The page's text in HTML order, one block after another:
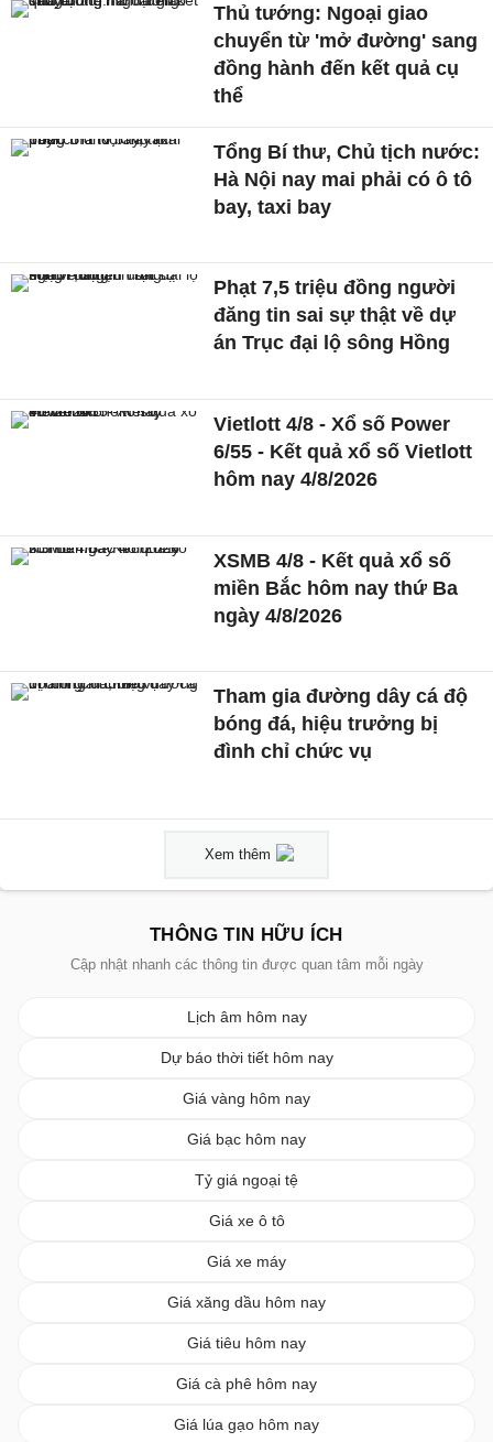
Thủ tướng: Ngoại giao
chuyển từ 'mở đường' sang
đồng hành đến kết quả cụ
thể
Tổng Bí thư, Chủ tịch nước:
Hà Nội nay mai phải có ô tô
bay, taxi bay
Phạt 7,5 triệu đồng người
đăng tin sai sự thật về dự
án Trục đại lộ sông Hồng
Vietlott 4/8 - Xổ số Power
6/55 - Kết quả xổ số Vietlott
hôm nay 4/8/2026
XSMB 4/8 - Kết quả xổ số
miền Bắc hôm nay thứ Ba
ngày 4/8/2026
Tham gia đường dây cá độ
bóng đá, hiệu trưởng bị
đình chỉ chức vụ
Xem thêm
THÔNG TIN HỮU ÍCH
Cập nhật nhanh các thông tin được quan tâm mỗi ngày
Lịch âm hôm nay
Dự báo thời tiết hôm nay
Giá vàng hôm nay
Giá bạc hôm nay
Tỷ giá ngoại tệ
Giá xe ô tô
Giá xe máy
Giá xăng dầu hôm nay
Giá tiêu hôm nay
Giá cà phê hôm nay
Giá lúa gạo hôm nay